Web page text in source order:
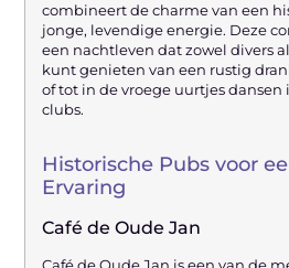
combineert de charme van een
jonge, levendige energie. Deze
een nachtleven dat zowel divers
kunt genieten van een rustig
of tot in de vroege uurtjes dansen
clubs.
Historische Pubs voor
Ervaring
Café de Oude Jan